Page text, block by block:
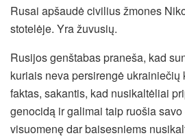
Rusai apšaudė civilius žmones
stotelėje. Yra žuvusių.
Rusijos genštabas praneša, kad
kuriais neva persirengė ukrainiečių
faktas, sakantis, kad nusikaltėliai
genocidą ir galimai taip ruošia
visuomenę dar baisesniems